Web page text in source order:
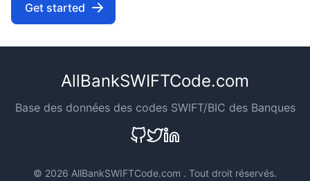
Get started
AllBankSWIFTCode.com
Base des données des codes SWIFT/BIC des Banques
© 2026 AllBankSWIFTCode.com . Tout droit réservés.